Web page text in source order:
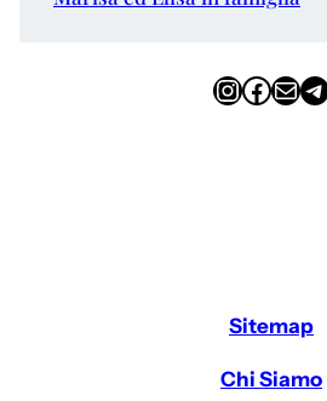
InstagramFacebook Email Telegram
Sitemap
Chi Siamo